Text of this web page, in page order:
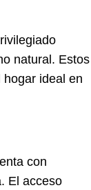
natural. Estos
hogar ideal en
con
El acceso